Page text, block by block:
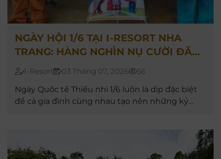
NGÀY HỘI 1/6 TẠI I-RESORT NHA
TRANG: HÀNG NGHÌN NỤ CƯỜI ĐÃ
KHỞI ĐỘNG MỘT MÙA HÈ RỰC RỠ
I-Resort 03 Tháng 07, 2026
56
Ngày Quốc tế Thiếu nhi 1/6 luôn là dịp đặc biệt
để cả gia đình cùng nhau tạo nên những kỷ